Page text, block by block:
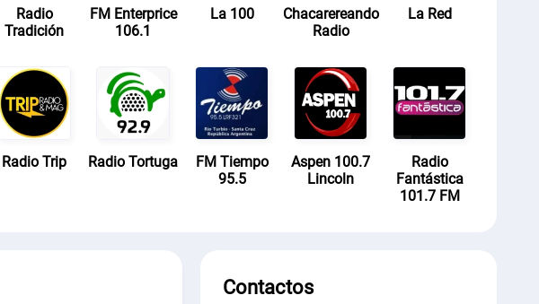
Radio
Tradición
FM Enterprice
106.1
La 100
Chacarereando
Radio
La Red
Radio Trip Radio Tortuga
FM Tiempo
95.5
Aspen 100.7
Lincoln
Radio
Fantástica
101.7 FM
Contactos